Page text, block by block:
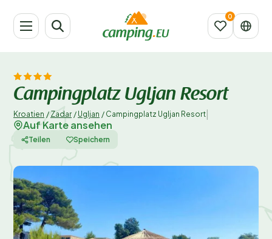
Campingplatz Ugljan Resort
Kroatien / Zadar / Ugljan / Campingplatz Ugljan Resort
Auf Karte ansehen
Teilen Speichern